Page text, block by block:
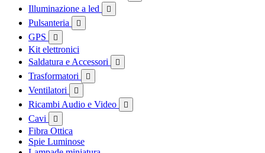
Illuminazione a led 
Pulsanteria 
GPS 
Kit elettronici
Saldatura e Accessori

Trasformatori 
Ventilatori 
Ricambi Audio e Video 
Cavi 
Fibra Ottica
Spie Luminose